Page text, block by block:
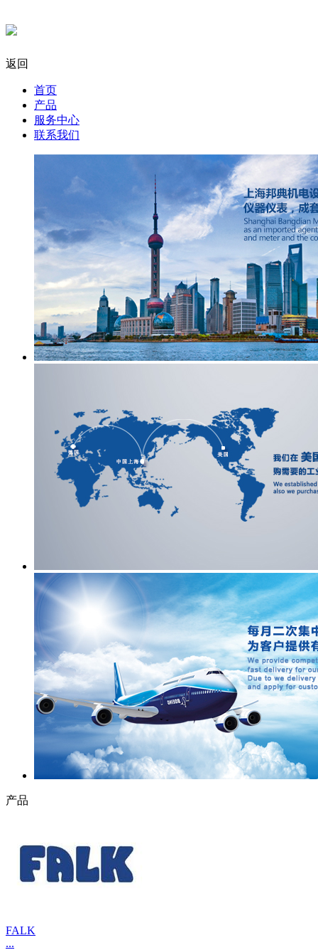
返回
首页
产品
服务中心
联系我们
产品
FALK
...